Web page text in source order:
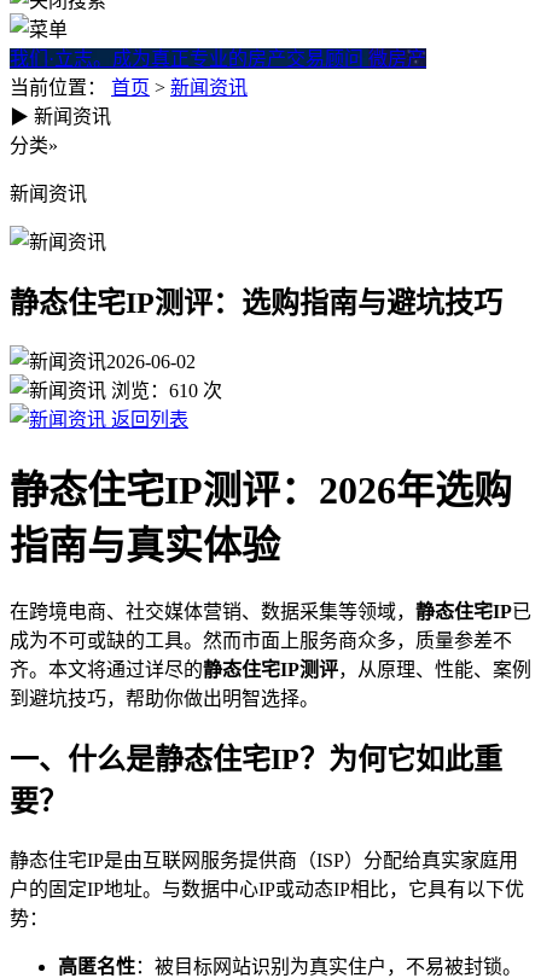
我们·立志。成为真正专业的房产交易顾问 微房产
当前位置： 首页 > 新闻资讯
静态住宅IP测评：选购指南与
▶ 新闻资讯
分类»
新闻资讯
静态住宅IP测评：选购指南与避坑技巧
2026-06-02
浏览： 610 次
返回列表
静态住宅IP测评：2026年选购
指南与真实体验
在跨境电商、社交媒体营销、数据采集等领域， 静态住宅IP已
成为不可或缺的工具。然而市面上服务商众多，质量参差不
齐。本文将通过详尽的静态住宅IP测评，从原理、性能、案例
到避坑技巧，帮助你做出明智选择。
一、什么是静态住宅IP？为何它如此重
要？
静态住宅IP是由互联网服务提供商（ISP）分配给真实家庭用
户的固定IP地址。与数据中心IP或动态IP相比，它具有以下优
势：
高匿名性：被目标网站识别为真实住户，不易被封锁。